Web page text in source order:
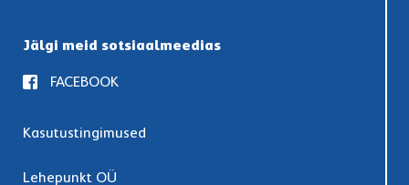
Jälgi meid sotsiaalmeedias
FACEBOOK
Kasutustingimused
Lehepunkt OÜ